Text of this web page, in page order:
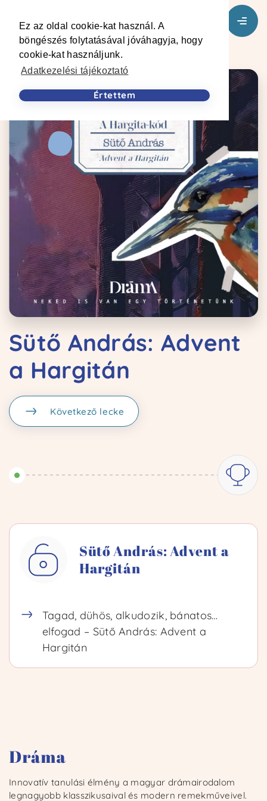
Ez az oldal cookie-kat használ. A
böngészés folytatásával jóváhagyja, hogy
cookie-kat használjunk.
Adatkezelési tájékoztató
Értettem
Kezdőoldal
Bejelentkezem
Regisztrálok
Sütő András: Advent
a Hargitán
Következő lecke
Sütő András: Advent a
Hargitán
Tagad, dühös, alkudozik, bánatos…
elfogad – Sütő András: Advent a
Hargitán
Innovatív tanulási élmény a magyar drámairodalom
legnagyobb klasszikusaival és modern remekműveivel.